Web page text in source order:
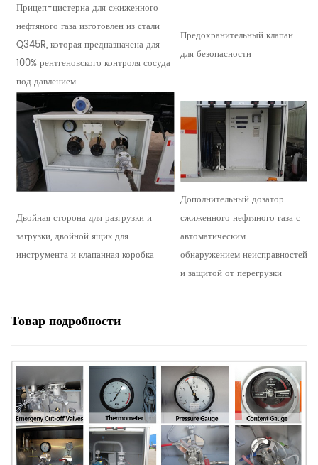
Прицеп-цистерна для сжиженного
нефтяного газа изготовлен из стали
Q345R, которая предназначена для
100% рентгеновского контроля сосуда
под давлением.
Предохранительный клапан
для безопасности
Двойная сторона для разгрузки и
загрузки, двойной ящик для
инструмента и клапанная коробка
Дополнительный дозатор
сжиженного нефтяного газа с
автоматическим
обнаружением неисправностей
и защитой от перегрузки
Товарподробности